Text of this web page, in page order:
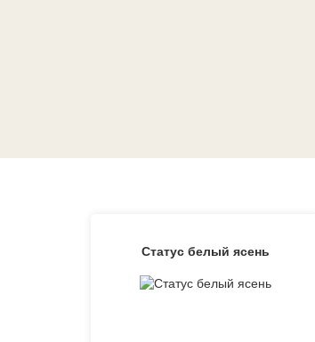
Статус белый ясень